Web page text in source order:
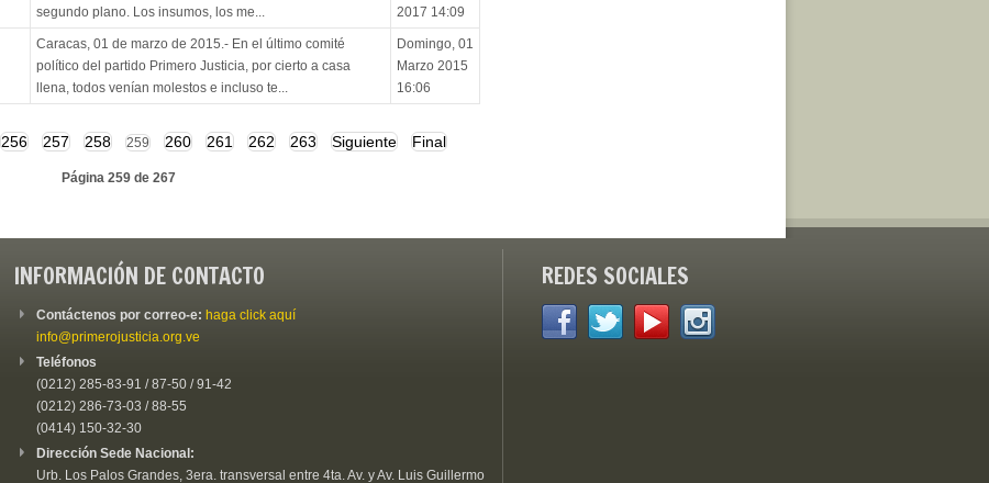
segundo plano. Los insumos, los me...
2017 14:09
Caracas, 01 de marzo de 2015.- En el último comité
político del partido Primero Justicia, por cierto a casa
llena, todos venían molestos e incluso te...
Domingo, 01
Marzo 2015
16:06
256 257 258 259 260 261 262 263 Siguiente Final
Página 259 de 267
INFORMACIÓN DE CONTACTO
Contáctenos por correo-e: haga click aquí
info@primerojusticia.org.ve
Teléfonos
(0212) 285-83-91 / 87-50 / 91-42
(0212) 286-73-03 / 88-55
(0414) 150-32-30
Dirección Sede Nacional:
Urb. Los Palos Grandes, 3era. transversal entre 4ta. Av. y Av. Luis Guillermo
REDES SOCIALES